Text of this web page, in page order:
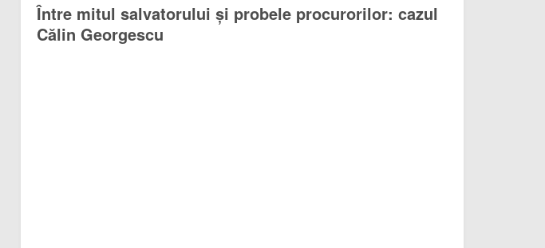
Între mitul salvatorului și probele procurorilor: cazul
Călin Georgescu